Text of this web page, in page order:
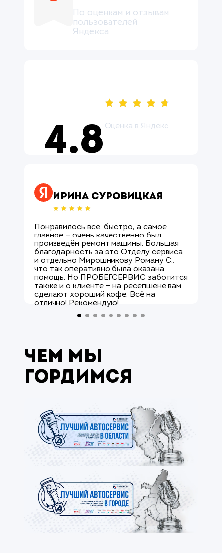
По оценкам и отзывам
пользователей
Яндекса
4.8 Оценка в Яндекс
Ирина Суровицкая
Понравилось всё: быстро, а самое
главное — очень качественно был
произведён ремонт машины. Большая
благодарность за это Отделу сервиса
и отдельно Мирошникову Роману С.,
что так оперативно была оказана
помощь. Но ПРОБЕГСЕРВИС заботится
также и о клиенте — на ресепшене вам
сделают хороший кофе. Всё на
отлично! Рекомендую!
Чем мы
гордимся